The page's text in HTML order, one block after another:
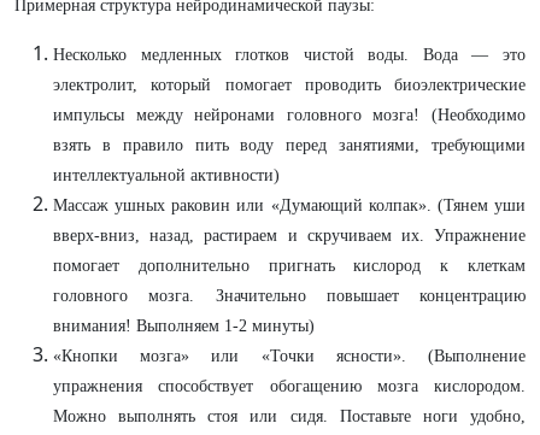
Примерная структура нейродинамической паузы:
Несколько медленных глотков чистой воды. Вода — это
электролит, который помогает проводить биоэлектрические
импульсы между нейронами головного мозга! (Необходимо
взять в правило пить воду перед занятиями, требующими
интеллектуальной активности)
Массаж ушных раковин или «Думающий колпак». (Тянем уши
вверх-вниз, назад, растираем и скручиваем их. Упражнение
помогает дополнительно пригнать кислород к клеткам
головного мозга. Значительно повышает концентрацию
внимания! Выполняем 1-2 минуты)
«Кнопки мозга» или «Точки ясности». (Выполнение
упражнения способствует обогащению мозга кислородом.
Можно выполнять стоя или сидя. Поставьте ноги удобно,